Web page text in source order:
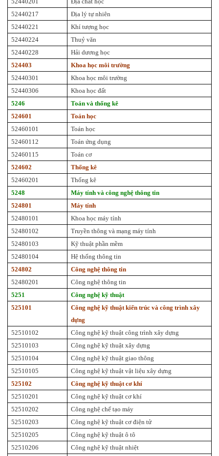
52440217
Địa lý tự nhiên
52440221
Khí tượng học
52440224
Thuỷ văn
52440228
Hải dương học
524403
Khoa học môi trường
52440301
Khoa học môi trường
52440306
Khoa học đất
5246
Toán và thống kê
524601
Toán học
52460101
Toán học
52460112
Toán ứng dụng
52460115
Toán cơ
524602
Thống kê
52460201
Thống kê
5248
Máy tính và công nghệ thông tin
524801
Máy tính
52480101
Khoa học máy tính
52480102
Truyền thông và mạng máy tính
52480103
Kỹ thuật phần mềm
52480104
Hệ thống thông tin
524802
Công nghệ thông tin
52480201
Công nghệ thông tin
5251
Công nghệ kỹ thuật
525101
Công nghệ kỹ thuật kiến trúc và công trình xây
dựng
52510102
Công nghệ kỹ thuật công trình xây dựng
52510103
Công nghệ kỹ thuật xây dựng
52510104
Công nghệ kỹ thuật giao thông
52510105
Công nghệ kỹ thuật vật liệu xây dựng
525102
Công nghệ kỹ thuật cơ khí
52510201
Công nghệ kỹ thuật cơ khí
52510202
Công nghệ chế tạo máy
52510203
Công nghệ kỹ thuật cơ điện tử
52510205
Công nghệ kỹ thuật ô tô
52510206
Công nghệ kỹ thuật nhiệt